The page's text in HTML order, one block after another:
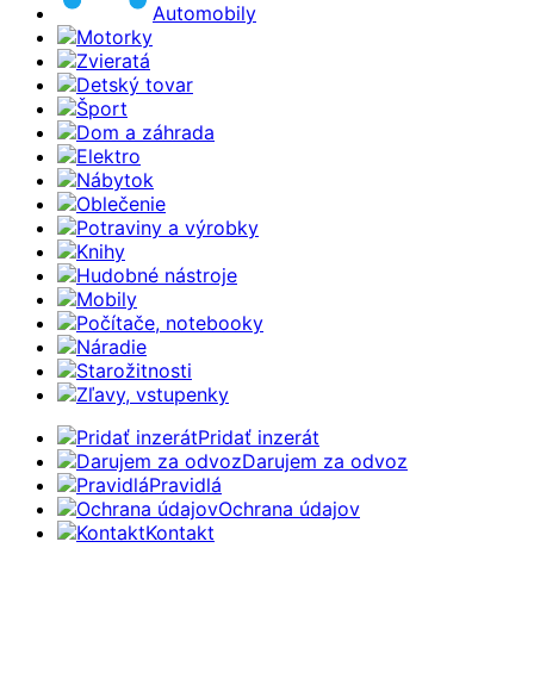
Automobily
Motorky
Zvieratá
Detský tovar
Šport
Dom a záhrada
Elektro
Nábytok
Oblečenie
Potraviny a výrobky
Knihy
Hudobné nástroje
Mobily
Počítače, notebooky
Náradie
Starožitnosti
Zľavy, vstupenky
Pridať inzerát
Darujem za odvoz
Pravidlá
Ochrana údajov
Kontakt